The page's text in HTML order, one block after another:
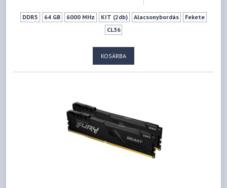
DDR5 64 GB 6000 MHz KIT (2db) Alacsonybordás
Fekete
CL36
KOSÁRBA